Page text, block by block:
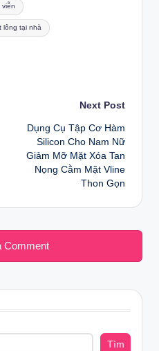
viễn
lông tại nhà
Next Post
Dụng Cụ Tập Cơ Hàm
Silicon Cho Nam Nữ
Giảm Mỡ Mặt Xóa Tan
Nọng Cằm Mặt Vline
Thon Gọn
Comment
Tìm